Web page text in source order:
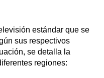
estándar que se
sus respectivos
se detalla la
regiones: